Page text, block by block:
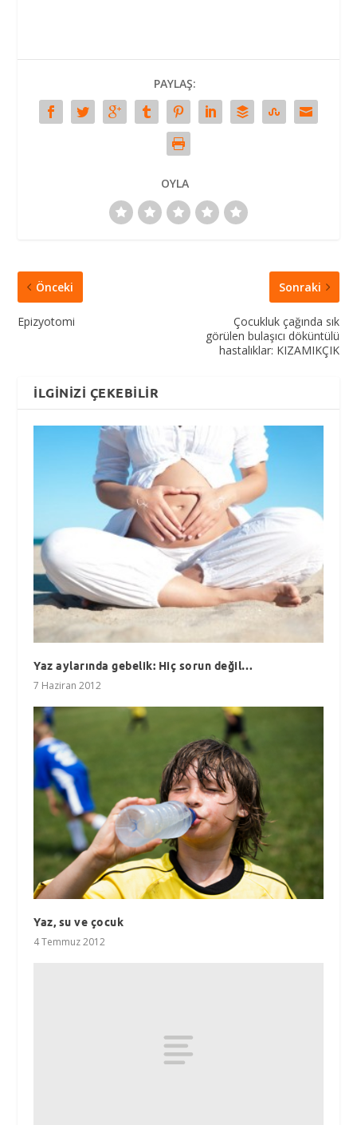
PAYLAŞ:
OYLA
Önceki
Epizyotomi
Sonraki
Çocukluk çağında sık
görülen bulaşıcı döküntülü
hastalıklar: KIZAMIKÇIK
İLGINIZI ÇEKEBILIR
Yaz aylarında gebelik: Hiç sorun değil…
7 Haziran 2012
Yaz, su ve çocuk
4 Temmuz 2012